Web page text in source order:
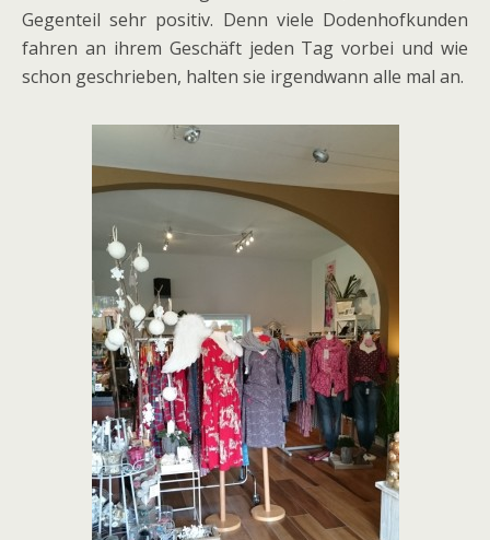
Gegenteil sehr positiv. Denn viele Dodenhofkunden
fahren an ihrem Geschäft jeden Tag vorbei und wie
schon geschrieben, halten sie irgendwann alle mal an.